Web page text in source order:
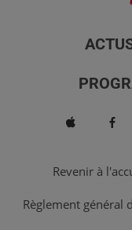
Revenir à
Règlement général